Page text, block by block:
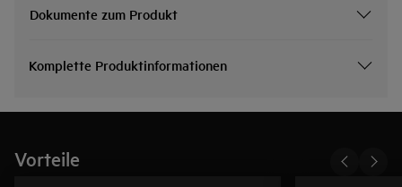
Dokumente zum Produkt
Komplette Produktinformationen
Vorteile